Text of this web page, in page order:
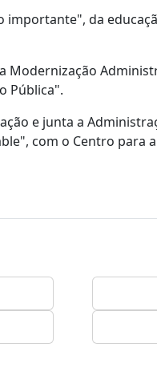
da
Pública".
e junta a
com o Centro para